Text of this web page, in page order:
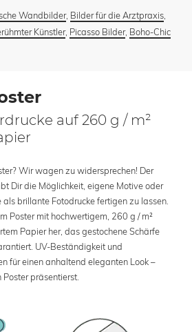
Wandbilder, Bilder für die Arztpraxis,
Künstler, Picasso Bilder, Boho-Chic
auf 260 g / m²
Wir wagen zu widersprechen! Der
Dir die Möglichkeit, eigene Motive oder
als brillante Fotodrucke fertigen zu lassen.
Poster mit hochwertigem, 260 g / m²
Papier her, das gestochene Schärfe
UV-Beständigkeit und
für einen anhaltend eleganten Look –
präsentierst.